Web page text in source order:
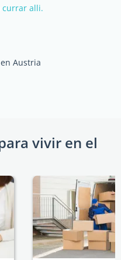
currar alli.
Austria
vivir en el